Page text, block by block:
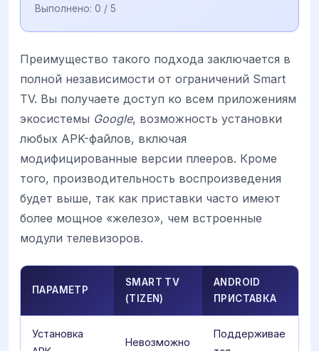
Выполнено: 0 / 5
Преимущество такого подхода заключается в
полной независимости от ограничений Smart
TV. Вы получаете доступ ко всем приложениям
экосистемы Google, возможность установки
любых APK-файлов, включая
модифицированные версии плееров. Кроме
того, производительность воспроизведения
будет выше, так как приставки часто имеют
более мощное «железо», чем встроенные
модули телевизоров.
ПАРАМЕТР
SMART TV
(TIZEN)
ANDROID
ПРИСТАВКА
Установка
Невозможно
Поддерживае